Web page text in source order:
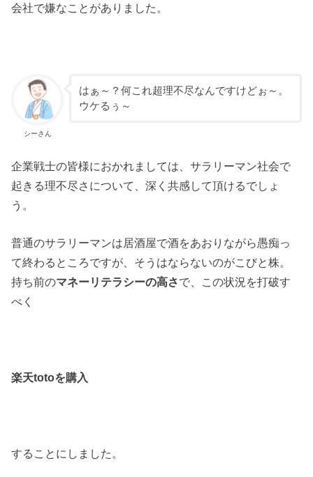
会社で嫌なことがありました。
シーさん
はぁ～？何これ超理不尽なんですけどぉ～。
ウケるぅ～
企業戦士の皆様におかれましては、サラリーマン社会で
起きる理不尽さについて、深く共感して頂けるでしょ
う。
普通のサラリーマンは居酒屋で酒をあおりながら愚痴っ
て終わるところですが、そうはならないのがこびと株。
持ち前のマネーリテラシーの高さで、この状況を打破す
べく
楽天totoを購入
することにしました。